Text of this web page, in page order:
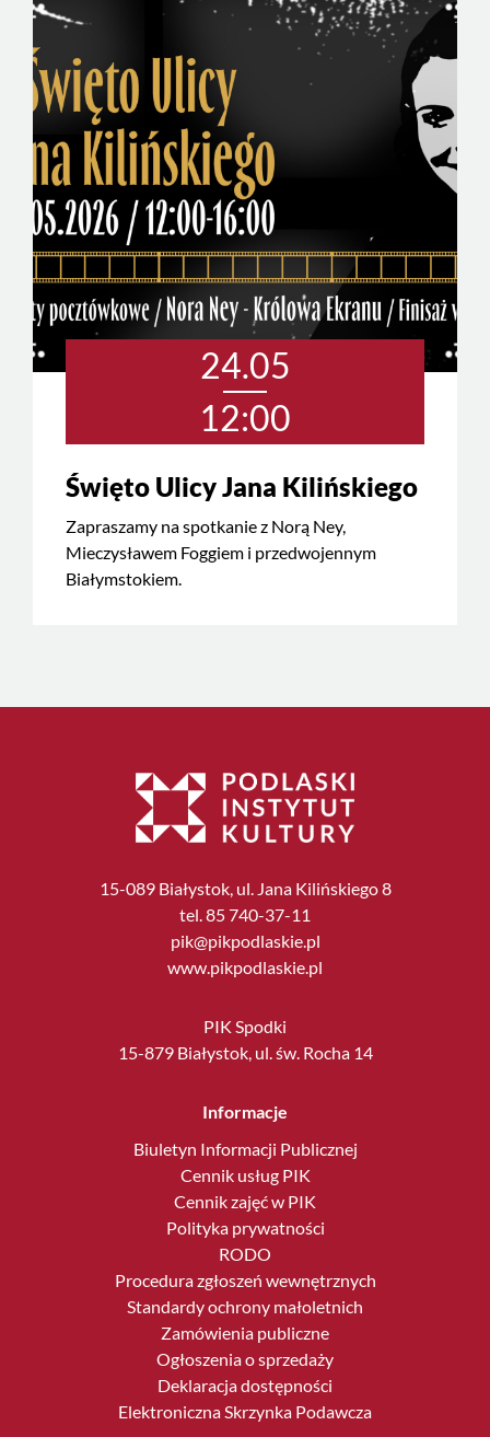
24.05
12:00
Święto Ulicy Jana Kilińskiego
Zapraszamy na spotkanie z Norą Ney,
Mieczysławem Foggiem i przedwojennym
Białymstokiem.
15-089 Białystok, ul. Jana Kilińskiego 8
tel. 85 740-37-11
pik@pikpodlaskie.pl
www.pikpodlaskie.pl
PIK Spodki
15-879 Białystok, ul. św. Rocha 14
Informacje
Biuletyn Informacji Publicznej
Cennik usług PIK
Cennik zajęć w PIK
Polityka prywatności
RODO
Procedura zgłoszeń wewnętrznych
Standardy ochrony małoletnich
Zamówienia publiczne
Ogłoszenia o sprzedaży
Deklaracja dostępności
Elektroniczna Skrzynka Podawcza